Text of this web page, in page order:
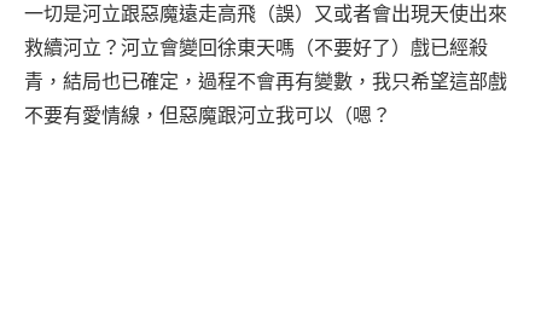
一切是河立跟惡魔遠走高飛（誤）又或者會出現天使出來
救續河立？河立會變回徐東天嗎（不要好了）戲已經殺
青，結局也已確定，過程不會再有變數，我只希望這部戲
不要有愛情線，但惡魔跟河立我可以（嗯？